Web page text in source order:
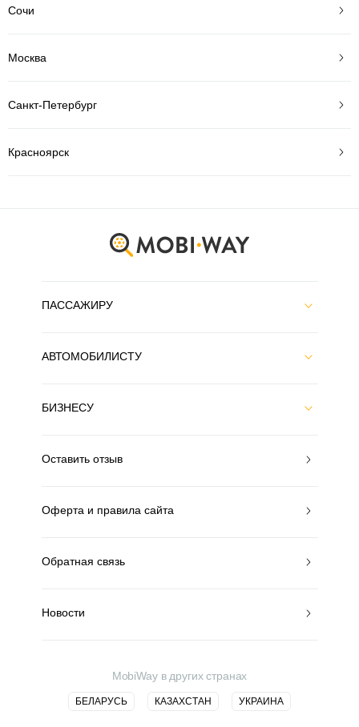
Сочи
Москва
Санкт-Петербург
Красноярск
ПАССАЖИРУ
АВТОМОБИЛИСТУ
БИЗНЕСУ
Оставить отзыв
Оферта и правила сайта
Обратная связь
Новости
MobiWay в других странах
БЕЛАРУСЬ КАЗАХСТАН УКРАИНА